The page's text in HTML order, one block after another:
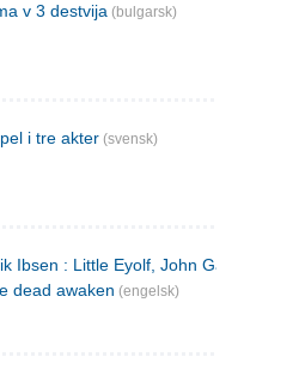
v 3 destvija (bulgarsk)
i tre akter (svensk)
Ibsen : Little Eyolf, John Gabriel
dead awaken (engelsk)